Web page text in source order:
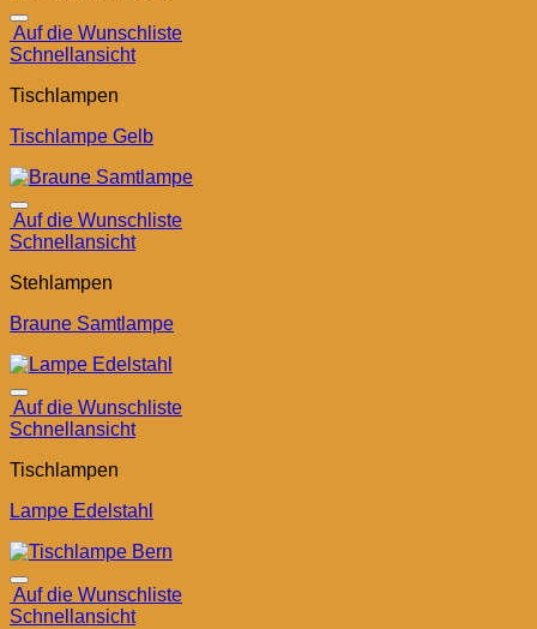
Auf die Wunschliste
Schnellansicht
Tischlampen
Tischlampe Gelb
Auf die Wunschliste
Schnellansicht
Stehlampen
Braune Samtlampe
Auf die Wunschliste
Schnellansicht
Tischlampen
Lampe Edelstahl
Auf die Wunschliste
Schnellansicht